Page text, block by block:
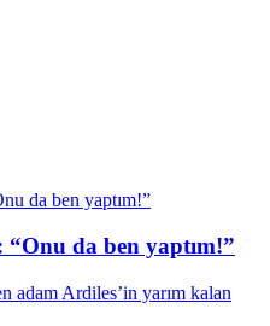
“Onu da ben yaptım!”